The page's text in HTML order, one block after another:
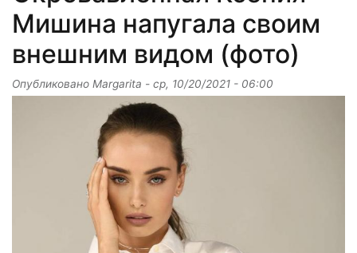
Мишина напугала своим
внешним видом (фото)
Опубликовано Margarita - ср, 10/20/2021 - 06:00